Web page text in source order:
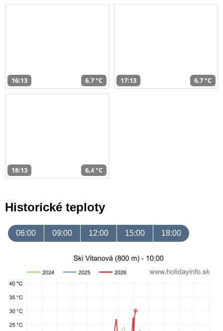
16:13 6,7 °C 17:13 6,7 °C
18:13 6,4 °C
Historické teploty
06:00 09:00 12:00 15:00 18:00